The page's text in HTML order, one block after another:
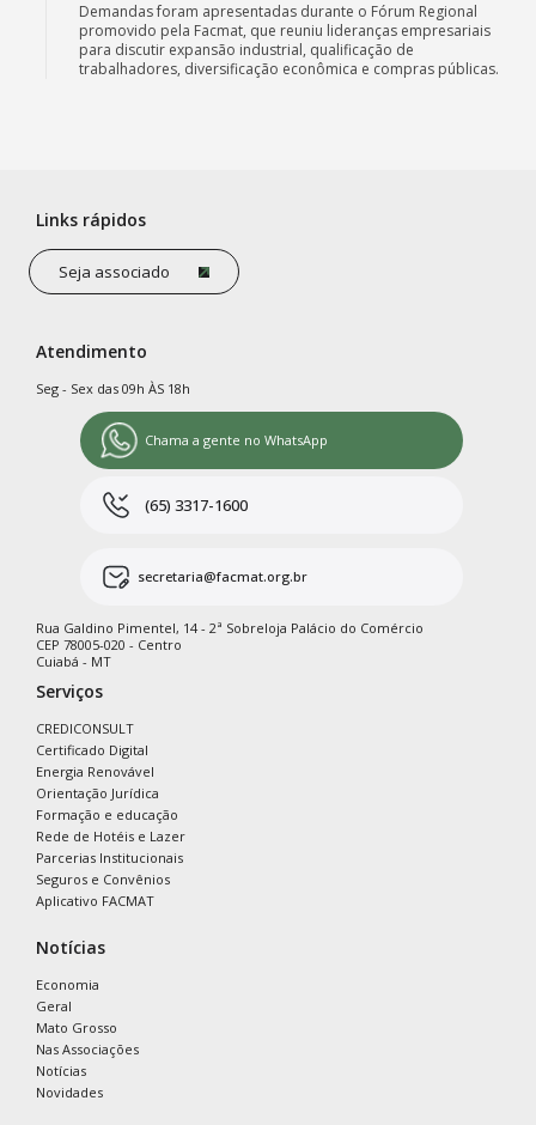
Demandas foram apresentadas durante o Fórum Regional
promovido pela Facmat, que reuniu lideranças empresariais
para discutir expansão industrial, qualificação de
trabalhadores, diversificação econômica e compras públicas.
Links rápidos
Seja associado
Atendimento
Seg - Sex das 09h ÀS 18h
Chama a gente no WhatsApp
(65) 3317-1600
secretaria@facmat.org.br
Rua Galdino Pimentel, 14 - 2ª Sobreloja Palácio do Comércio
CEP 78005-020 - Centro
Cuiabá - MT
Serviços
CREDICONSULT
Certificado Digital
Energia Renovável
Orientação Jurídica
Formação e educação
Rede de Hotéis e Lazer
Parcerias Institucionais
Seguros e Convênios
Aplicativo FACMAT
Notícias
Economia
Geral
Mato Grosso
Nas Associações
Notícias
Novidades